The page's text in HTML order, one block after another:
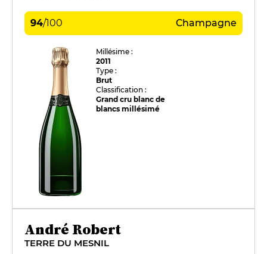
94/100 Champagne
Millésime :
2011
Type :
Brut
Classification :
Grand cru blanc de
blancs millésimé
André Robert
TERRE DU MESNIL